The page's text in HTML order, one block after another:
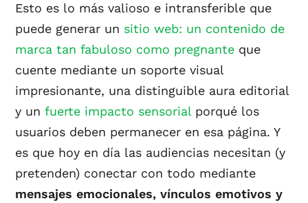
Esto es lo más valioso e intransferible que
puede generar un sitio web: un contenido de
marca tan fabuloso como pregnante que
cuente mediante un soporte visual
impresionante, una distinguible aura editorial
y unfuerte impacto sensorialporqué los
usuarios deben permanecer en esa página. Y
es que hoy en día las audiencias necesitan (y
pretenden) conectar con todo mediante
mensajes emocionales, vínculos emotivos y